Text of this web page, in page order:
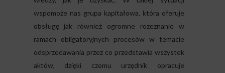
wspomoże nas grupa kapitałowa, która oferuje
obsługę jak również ogromne rozeznanie w
ramach obligatoryjnych procesów w temacie
odsprzedawania przez co przedstawia wszystek
aktów, dzięki czemu urzędnik opracuje